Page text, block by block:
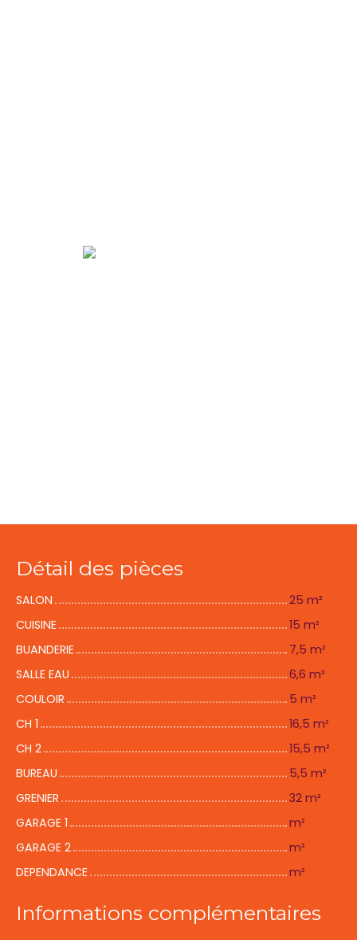
Détail des pièces
SALON
25 m²
CUISINE
15 m²
BUANDERIE
7,5 m²
SALLE EAU
6,6 m²
COULOIR
5 m²
CH 1
16,5 m²
CH 2
15,5 m²
BUREAU
5,5 m²
GRENIER
32 m²
GARAGE 1
m²
GARAGE 2
m²
DEPENDANCE
m²
Informations complémentaires